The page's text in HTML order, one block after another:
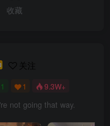
收藏
关注
1 1 9.3W+
not going that way.